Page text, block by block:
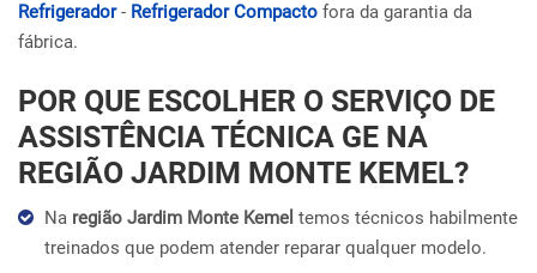
Refrigerador- Refrigerador Compacto fora da garantia da
fábrica.
POR QUE ESCOLHER O SERVIÇO DE
ASSISTÊNCIA TÉCNICA GE NA
REGIÃO JARDIM MONTE KEMEL?
Na região Jardim Monte Kemel temos técnicos habilmente
treinados que podem atender reparar qualquer modelo.